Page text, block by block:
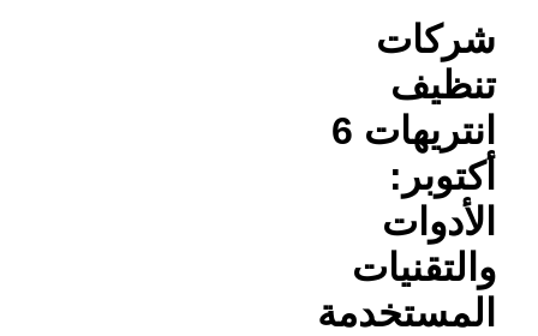
شركات
تنظيف
انتريهات 6
أكتوبر:
الأدوات
والتقنيات
المستخدمة